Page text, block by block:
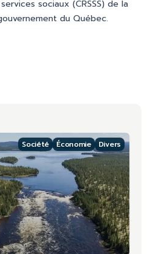
sociaux (CRSSS) de la
du Québec.
Société Économie Divers